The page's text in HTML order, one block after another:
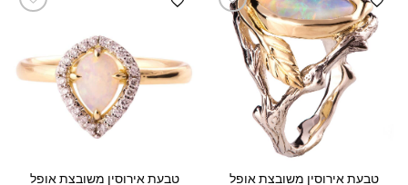
טבעת אירוסין משובצת אופל
טבעת אירוסין משובצת אופל